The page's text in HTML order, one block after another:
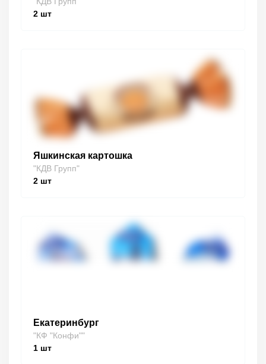
2 шт
Яшкинская картошка
"КДВ Групп"
2 шт
Екатеринбург
"КФ "Конфи""
1 шт